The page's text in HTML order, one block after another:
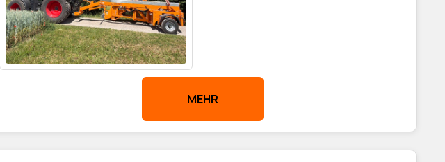
MEHR